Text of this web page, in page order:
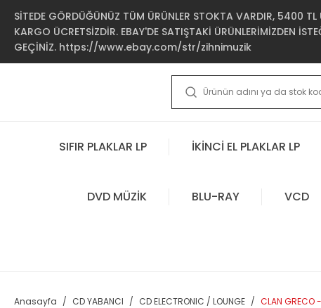
SİTEDE GÖRDÜĞÜNÜZ TÜM ÜRÜNLER STOKTA VARDIR, 5400 TL
KARGO ÜCRETSİZDİR. EBAY'DE SATIŞTAKİ ÜRÜNLERİMİZDEN
GEÇİNİZ. https://www.ebay.com/str/zihnimuzik
SIFIR PLAKLAR LP İKİNCİ EL PLAKLAR LP
DVD MÜZİK BLU-RAY VCD
Anasayfa CD YABANCI CD ELECTRONIC / LOUNGE CLAN GRECO